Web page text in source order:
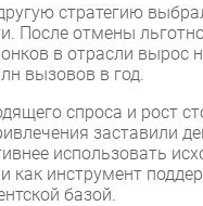
стратегию
После отмены
в отрасли вырос
вызовов в год.
спроса и рост
заставили
использовать
как инструмент
базой.